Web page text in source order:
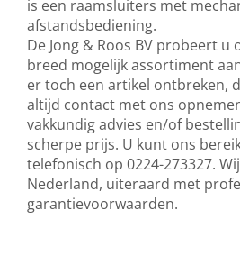
is een raamsluiters met
afstandsbediening.
De Jong & Roos BV probeert u
breed mogelijk assortiment
er toch een artikel ontbreken,
altijd contact met ons
vakkundig advies en/of
scherpe prijs. U kunt ons
telefonisch op 0224-273327.
Nederland, uiteraard met
garantievoorwaarden.